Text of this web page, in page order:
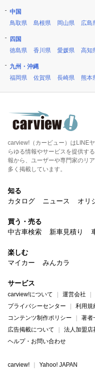
中国
鳥取県
島根県 岡山県 広島
四国
徳島県
香川県 愛媛県 高知
九州・沖縄
福岡県
佐賀県 長崎県 熊本
carview!（カービュー）はLINE
らゆる情報やサービスを提供す
報から、ユーザーや専門家のリ
多く掲載しています。
知る
カタログ
ニュース オリ
買う・売る
中古車検索
新車見積り
楽しむ
マイカー
みんカラ
サービス
carview!について 運営会社
プライバシーセンター
利用規
コンテンツ制作ポリシー
著者
広告掲載について
法人加盟店
ヘルプ・お問い合わせ
carview! Yahoo! JAPAN